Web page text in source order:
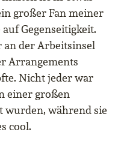
großer Fan meiner
Gegenseitigkeit.
an der Arbeitsinsel
Arrangements
Nicht jeder war
einer großen
wurden, während sie
cool.